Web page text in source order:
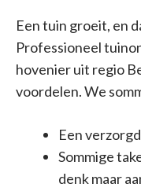
Een tuin groeit, en
Professioneel
hovenier uit regio
voordelen. We
Een
Sommige
denk maar